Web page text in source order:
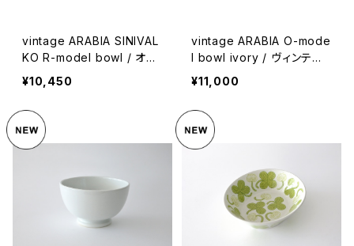
vintage ARABIA SINIVAL
KO R-model bowl / オー
ルドアラビア シニヴァルコ
ボウル
¥10,450
vintage ARABIA O-mode
l bowl ivory / ヴィンテー
ジ アラビア ボウル アイボ
リー
¥11,000